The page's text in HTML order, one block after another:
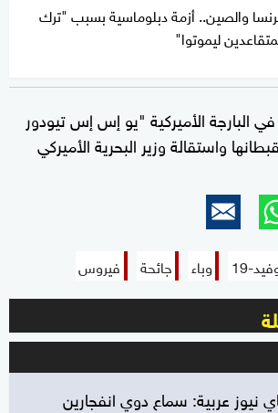
والصين.. أزمة دبلوماسية بسبب "ترك
ليموتوا"
البارجة الأميركية "يو إس إس تيودور
واستقالة وزير البحرية الأميركي
19 وباء جائحة فيروس
نيوز عربية: سماع دوي انفجارين